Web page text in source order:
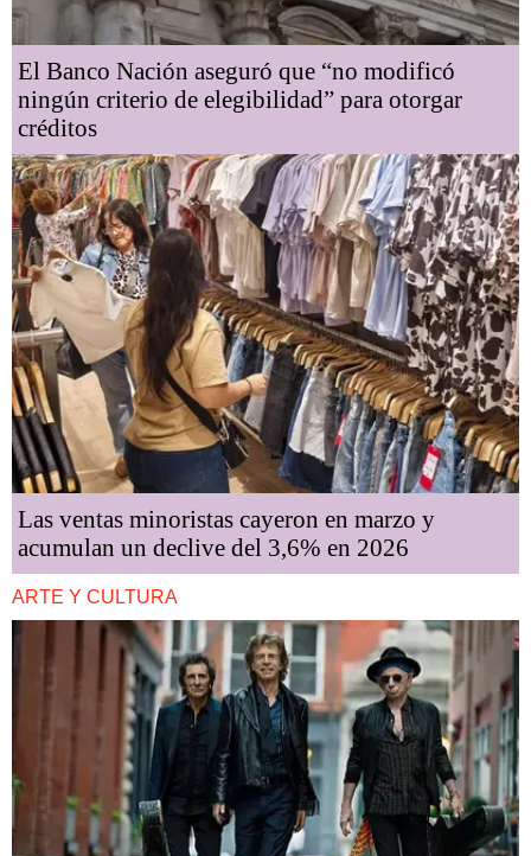
El Banco Nación aseguró que “no modificó
ningún criterio de elegibilidad” para otorgar
créditos
Las ventas minoristas cayeron en marzo y
acumulan un declive del 3,6% en 2026
ARTE Y CULTURA